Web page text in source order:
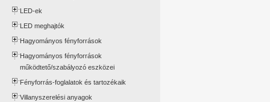
LED-ek
LED meghajtók
Hagyományos fényforrások
Hagyományos fényforrások
működtető/szabályozó eszközei
Fényforrás-foglalatok és tartozékaik
Villanyszerelési anyagok